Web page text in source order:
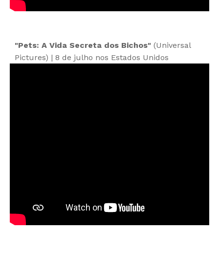
"Pets: A Vida Secreta dos Bichos" (Universal
Pictures) | 8 de julho nos Estados Unidos